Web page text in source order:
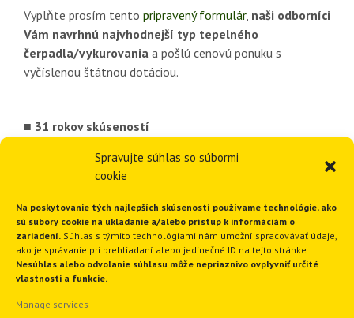
Spravujte súhlas so súbormi
cookie
Na poskytovanie tých najlepších skúseností používame technológie, ako
sú súbory cookie na ukladanie a/alebo prístup k informáciám o
zariadení. Súhlas s týmito technológiami nám umožní spracovávať údaje,
ako je správanie pri prehliadaní alebo jedinečné ID na tejto stránke.
Nesúhlas alebo odvolanie súhlasu môže nepriaznivo ovplyvniť určité
vlastnosti a funkcie.
Manage services
Vyplňte prosím tento pripravený formulár, naši odborníci
Vám navrhnú najvhodnejší typ tepelného
čerpadla/vykurovania a pošlú cenovú ponuku s
vyčíslenou štátnou dotáciou.
■ 31 rokov skúseností
■ 1820 inštalácií tepelných čerpadiel
■ Ponúkame komplexné riešenia
■ Funkčné a spoľahlivé riešenia
GEOTHERM Slovakia s.r.o.